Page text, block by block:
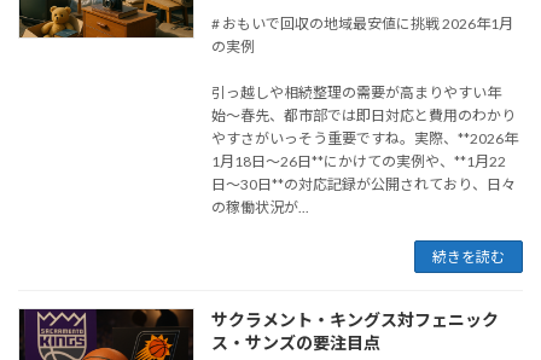
# おもいで回収の地域最安値に挑戦 2026年1月
の実例
引っ越しや相続整理の需要が高まりやすい年
始〜春先、都市部では即日対応と費用のわかり
やすさがいっそう重要ですね。実際、**2026年
1月18日〜26日**にかけての実例や、**1月22
日〜30日**の対応記録が公開されており、日々
の稼働状況が...
続きを読む
サクラメント・キングス対フェニック
ス・サンズの要注目点